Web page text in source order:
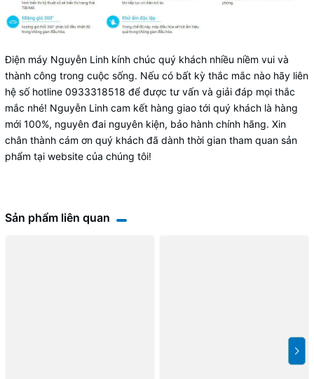
Điện máy Nguyễn Linh kính chúc quý khách nhiều niềm vui và
thành công trong cuộc sống. Nếu có bất kỳ thắc mắc nào hãy liên
hệ số hotline 0933318518 để được tư vấn và giải đáp mọi thắc
mắc nhé! Nguyễn Linh cam kết hàng giao tới quý khách là hàng
mới 100%, nguyên đai nguyên kiện, bảo hành chính hãng. Xin
chân thành cám ơn quý khách đã dành thời gian tham quan sản
phẩm tại website của chúng tôi!
Sản phẩm liên quan